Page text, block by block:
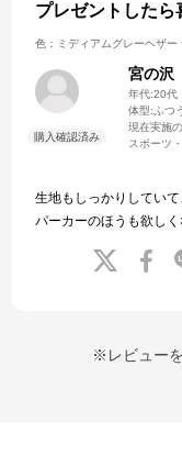
プレゼントしたら
色：ミディアムグレーヘザー
宮の沢
年代:20代
体型: ふつ
現在実施
スポーツ
生地もしっかりしていて
パーカーのほうも欲しく
※レビュー